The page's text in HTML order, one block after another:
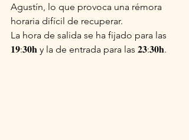
Agustín, lo que provoca una rémora
horaria difícil de recuperar.
La hora de salida se ha fijado para las
𝟏𝟗:𝟑𝟎𝐡 y la de entrada para las 𝟐𝟑:𝟑𝟎𝐡.